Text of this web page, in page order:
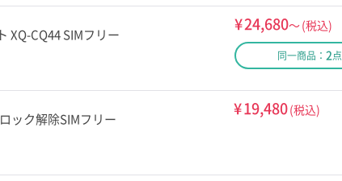
XQ-CQ44 SIMフリー ¥24,680～(税込)
同一商品： 2点
ック解除SIMフリー ¥19,480(税込)